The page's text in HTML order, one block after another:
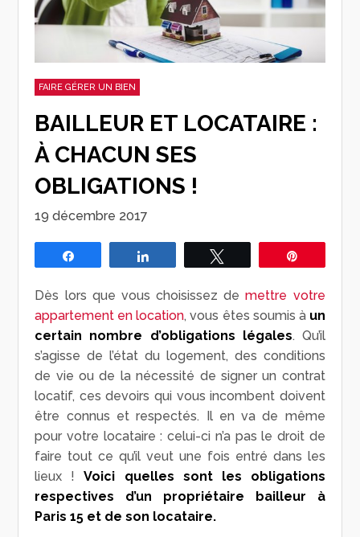
FAIRE GÉRER UN BIEN
BAILLEUR ET LOCATAIRE :
À CHACUN SES
OBLIGATIONS !
19 décembre 2017
Dès lors que vous choisissez demettre votre
appartement en location, vous êtes soumis à un
certain nombre d’obligations légales. Qu’il
s’agisse de l’état du logement, des conditions
de vie ou de la nécessité de signer un contrat
locatif, ces devoirs qui vous incombent doivent
être connus et respectés. Il en va de même
pour votre locataire : celui-ci n’a pas le droit de
faire tout ce qu’il veut une fois entré dans les
lieux !Voici quelles sont les obligations
respectives d’un propriétaire bailleur à
Paris 15 et de son locataire.